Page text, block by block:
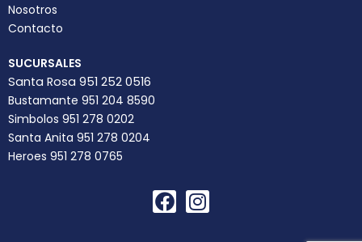
Nosotros
Contacto
SUCURSALES
Santa Rosa 951 252 0516
Bustamante 951 204 8590
Simbolos 951 278 0202
Santa Anita 951 278 0204
Heroes 951 278 0765